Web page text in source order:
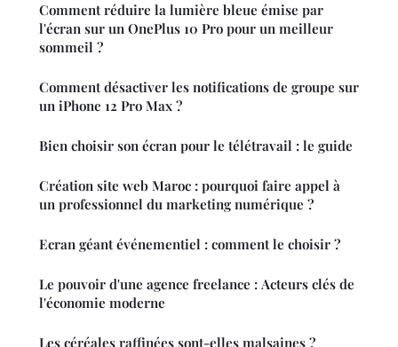
Comment réduire la lumière bleue émise par
l'écran sur un OnePlus 10 Pro pour un meilleur
sommeil ?
Comment désactiver les notifications de groupe sur
un iPhone 12 Pro Max ?
Bien choisir son écran pour le télétravail : le guide
Création site web Maroc : pourquoi faire appel à
un professionnel du marketing numérique ?
Ecran géant événementiel : comment le choisir ?
Le pouvoir d'une agence freelance : Acteurs clés de
l'économie moderne
Les céréales raffinées sont-elles malsaines ?